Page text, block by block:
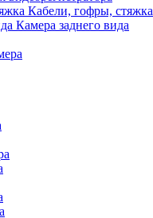
Кабели, гофры, стяжка
Камера заднего вида